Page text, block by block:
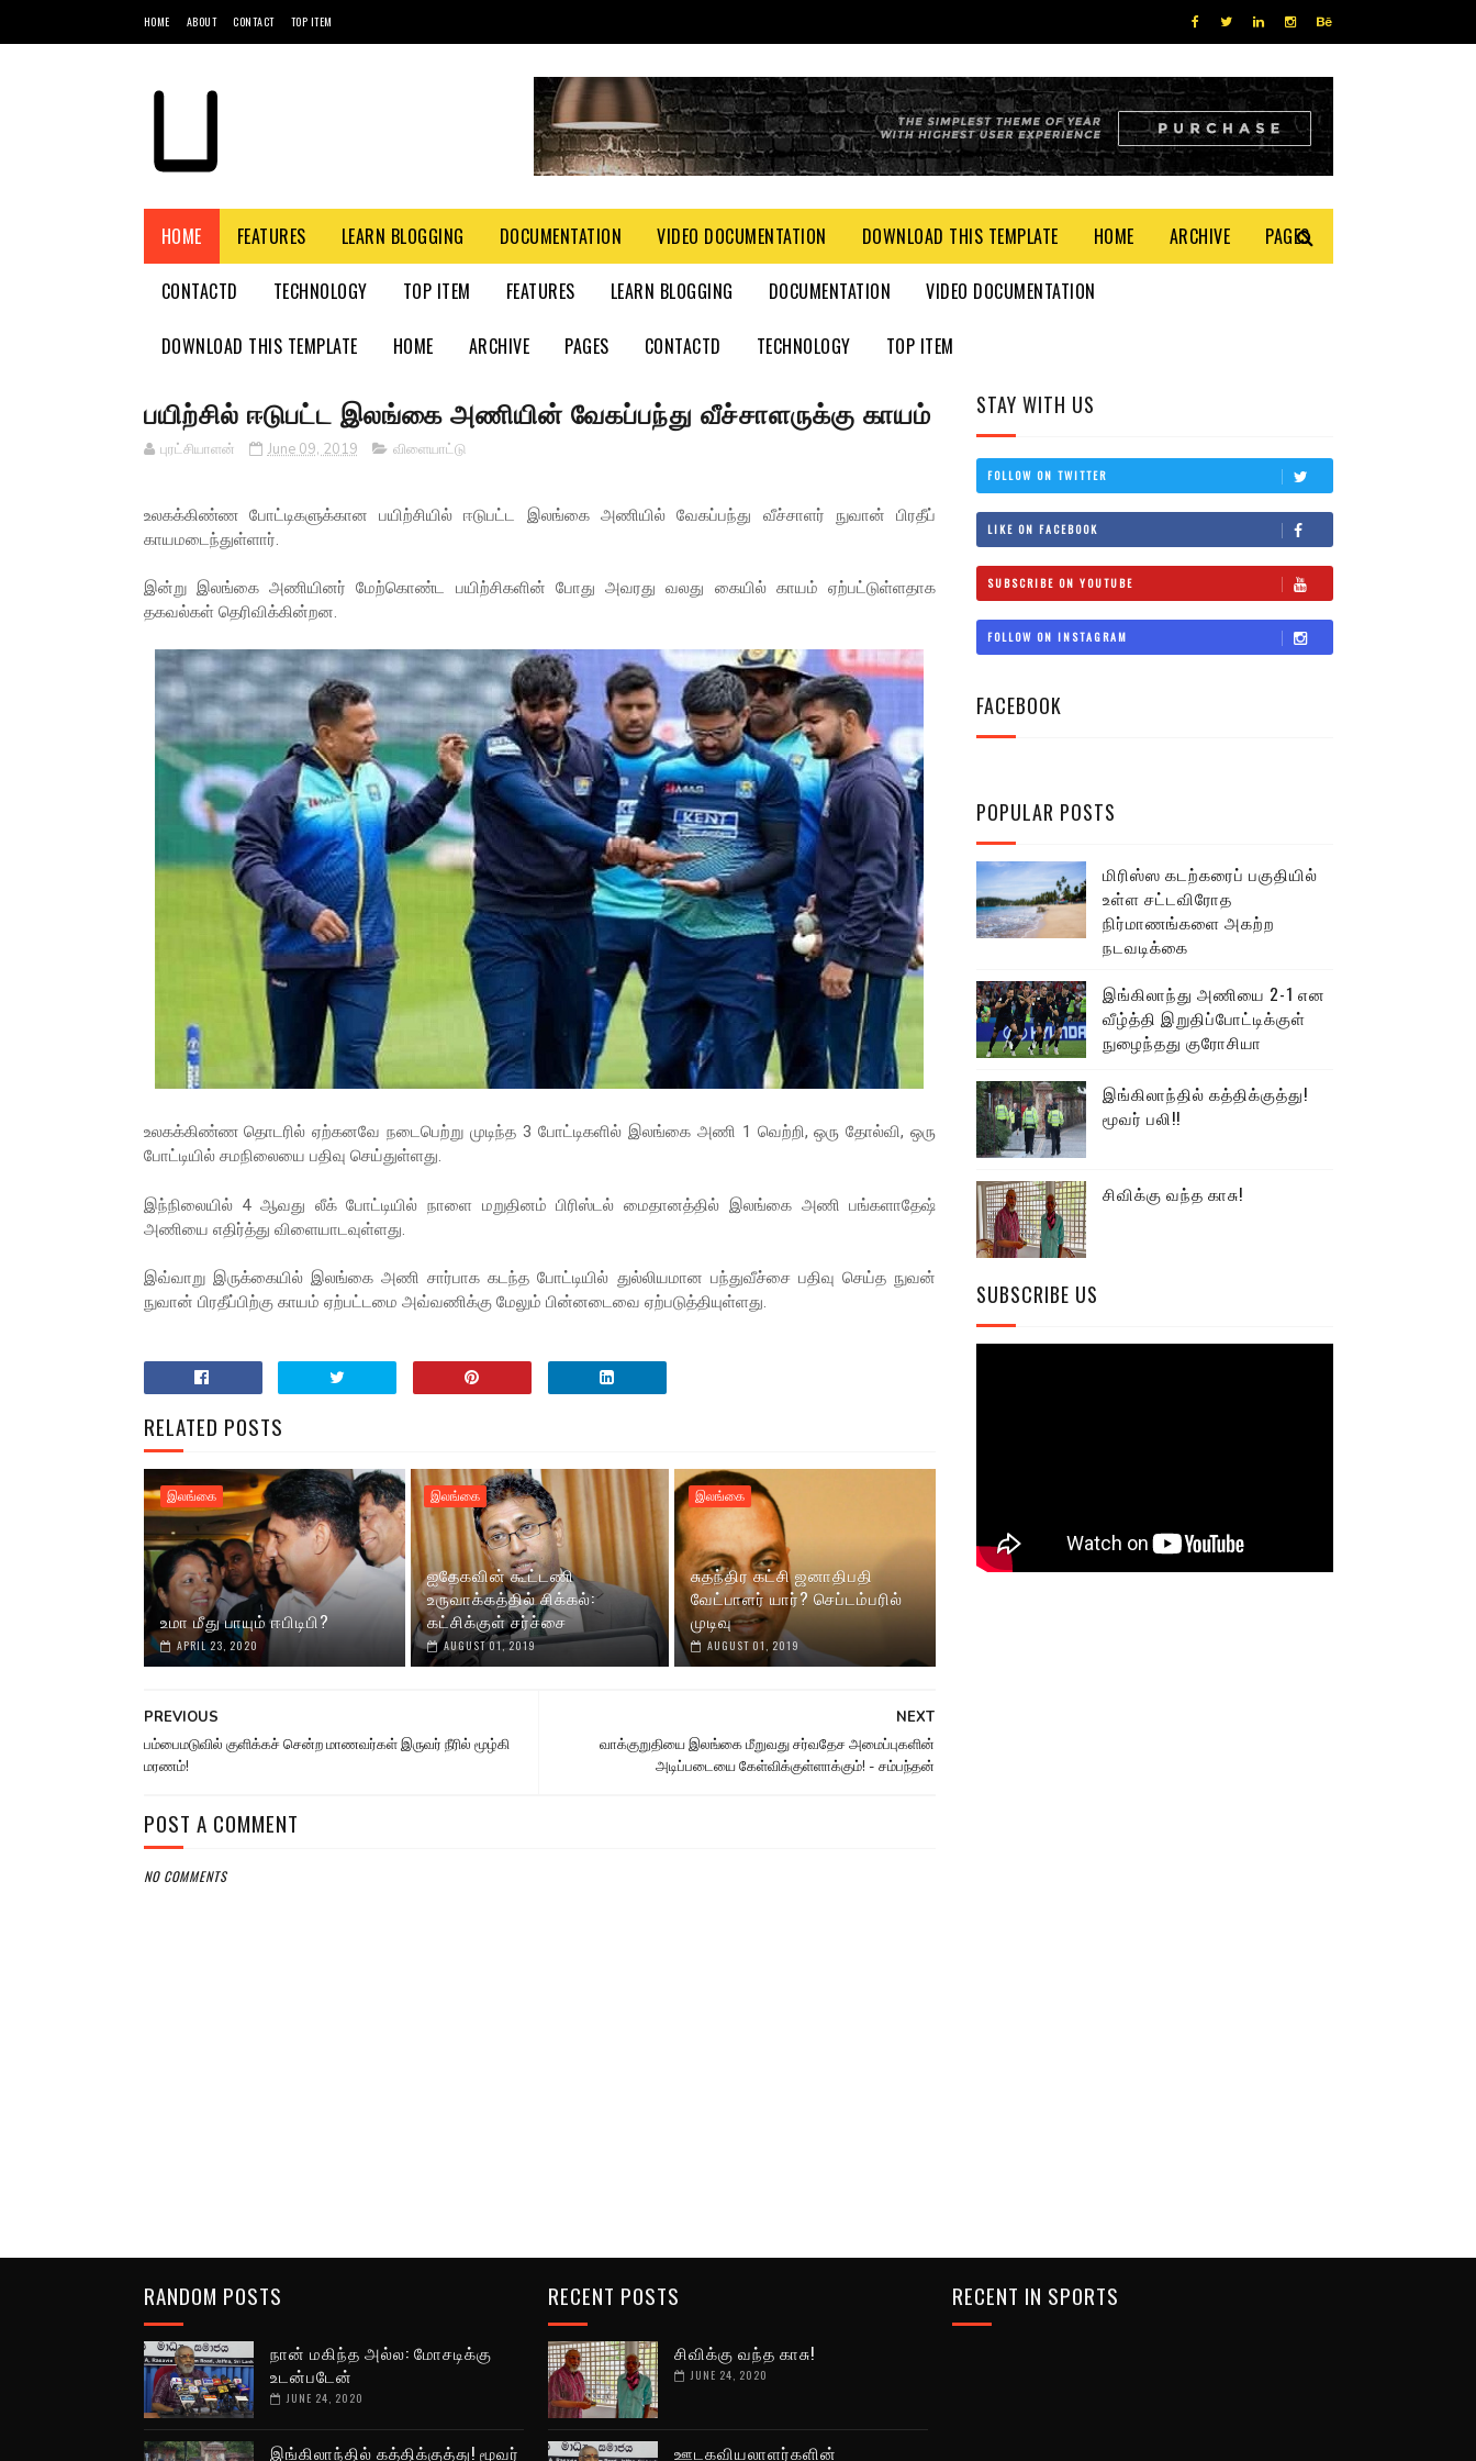
HOME ABOUT CONTACT TOP ITEM
HOME FEATURES LEARN BLOGGING DOCUMENTATION VIDEO DOCUMENTATION DOWNLOAD THIS TEMPLATE HOME ARCHIVE PAGES
CONTACTD TECHNOLOGY TOP ITEM FEATURES LEARN BLOGGING DOCUMENTATION VIDEO DOCUMENTATION
DOWNLOAD THIS TEMPLATE HOME ARCHIVE PAGES CONTACTD TECHNOLOGY TOP ITEM
பயிற்சில் ஈடுபட்ட இலங்கை அணியின் வேகப்பந்து வீச்சாளருக்கு காயம்
புரட்சியாளன் June 09, 2019 விளையாட்டு
உலகக்கிண்ண போட்டிகளுக்கான பயிற்சியில் ஈடுபட்ட இலங்கை அணியில் வேகப்பந்து வீச்சாளர் நுவான் பிரதீப்
காயமடைந்துள்ளார்.
இன்று இலங்கை அணியினர் மேற்கொண்ட பயிற்சிகளின் போது அவரது வலது கையில் காயம் ஏற்பட்டுள்ளதாக
தகவல்கள் தெரிவிக்கின்றன.
உலகக்கிண்ண தொடரில் ஏற்கனவே நடைபெற்று முடிந்த 3 போட்டிகளில் இலங்கை அணி 1 வெற்றி, ஒரு தோல்வி, ஒரு
போட்டியில் சமநிலையை பதிவு செய்துள்ளது.
இந்நிலையில் 4 ஆவது லீக் போட்டியில் நாளை மறுதினம் பிரிஸ்டல் மைதானத்தில் இலங்கை அணி பங்களாதேஷ்
அணியை எதிர்த்து விளையாடவுள்ளது.
இவ்வாறு இருக்கையில் இலங்கை அணி சார்பாக கடந்த போட்டியில் துல்லியமான பந்துவீச்சை பதிவு செய்த நுவன்
நுவான் பிரதீப்பிற்கு காயம் ஏற்பட்டமை அவ்வணிக்கு மேலும் பின்னடைவை ஏற்படுத்தியுள்ளது.
RELATED POSTS
இலங்கை
உமா மீது பாயும் ஈபிடிபி?
APRIL 23, 2020
இலங்கை
ஐதேகவின் கூட்டணி
உருவாக்கத்தில் சிக்கல்:
கட்சிக்குள் சர்ச்சை
AUGUST 01, 2019
இலங்கை
சுதந்திர கட்சி ஜனாதிபதி
வேட்பாளர் யார்? செப்டம்பரில்
முடிவு
AUGUST 01, 2019
NEXT
வாக்குறுதியை இலங்கை மீறுவது சர்வதேச அமைப்புகளின்
அடிப்படையை கேள்விக்குள்ளாக்கும்! - சம்பந்தன்
PREVIOUS
பம்பைமடுவில் குளிக்கச் சென்ற மாணவர்கள் இருவர் நீரில் மூழ்கி
மரணம்!
POST A COMMENT
NO COMMENTS
STAY WITH US
FOLLOW ON TWITTER
LIKE ON FACEBOOK
SUBSCRIBE ON YOUTUBE
FOLLOW ON INSTAGRAM
FACEBOOK
POPULAR POSTS
மிரிஸ்ஸ கடற்கரைப் பகுதியில்
உள்ள சட்டவிரோத
நிர்மாணங்களை அகற்ற
நடவடிக்கை
இங்கிலாந்து அணியை 2-1 என
வீழ்த்தி இறுதிப்போட்டிக்குள்
நுழைந்தது குரோசியா
இங்கிலாந்தில் கத்திக்குத்து!
மூவர் பலி!!
சிவிக்கு வந்த காசு!
SUBSCRIBE US
RANDOM POSTS
நான் மகிந்த அல்ல: மோசடிக்கு
உடன்படேன்
JUNE 24, 2020
இங்கிலாந்தில் கத்திக்குத்து! மூவர்
RECENT POSTS
சிவிக்கு வந்த காசு!
JUNE 24, 2020
ஊடகவியலாளர்களின்
RECENT IN SPORTS